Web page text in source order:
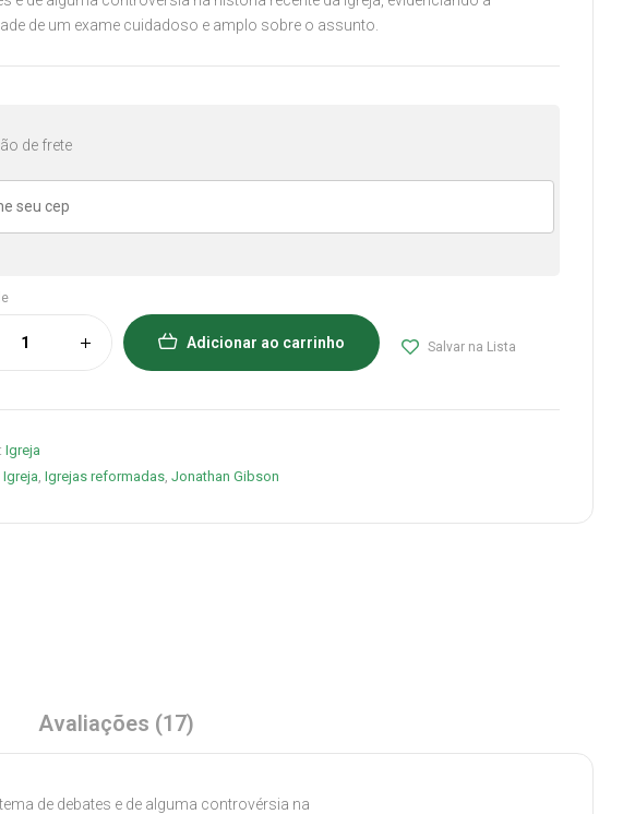
de um exame cuidadoso e amplo sobre o assunto.
de frete
Adicionar ao carrinho Salvar na Lista
Igreja
Igreja, Igrejas reformadas, Jonathan Gibson
Avaliações (17)
de debates e de alguma controvérsia na